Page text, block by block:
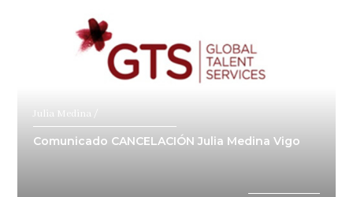
Julia Medina /
Comunicado CANCELACIÓN Julia Medina Vigo